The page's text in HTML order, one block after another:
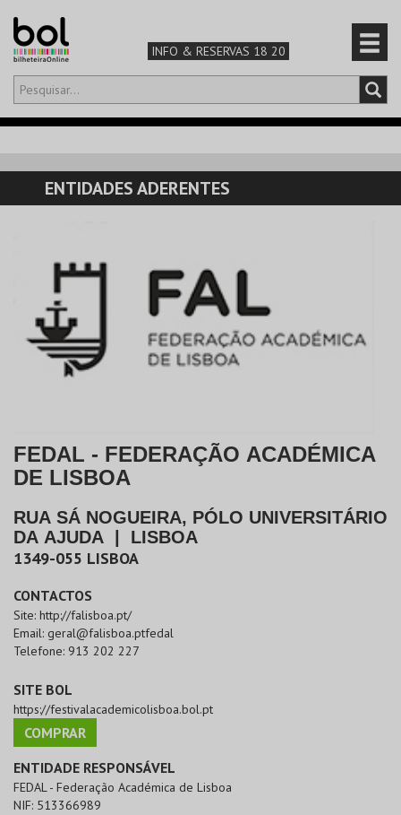
INFO & RESERVAS 18 20
Olá,iniciar sessão
CARRINHO
TEATRO & ARTE
MÚSICA & FESTIVAIS
FAMÍLIA
DESPORTO & AVENTURA
ENTIDADES ADERENTES
FEDAL - FEDERAÇÃO ACADÉMICA
DE LISBOA
RUA SÁ NOGUEIRA, PÓLO UNIVERSITÁRIO
DA AJUDA
LISBOA
1349-055 LISBOA
CONTACTOS
Site: http://falisboa.pt/
Email: geral@falisboa.ptfedal
Telefone: 913 202 227
SITE BOL
https://festivalacademicolisboa.bol.pt
COMPRAR
ENTIDADE RESPONSÁVEL
FEDAL - Federação Académica de Lisboa
NIF: 513366989